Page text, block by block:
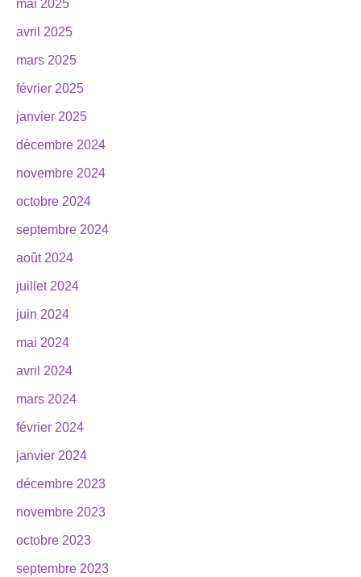
mai 2025
avril 2025
mars 2025
février 2025
janvier 2025
décembre 2024
novembre 2024
octobre 2024
septembre 2024
août 2024
juillet 2024
juin 2024
mai 2024
avril 2024
mars 2024
février 2024
janvier 2024
décembre 2023
novembre 2023
octobre 2023
septembre 2023